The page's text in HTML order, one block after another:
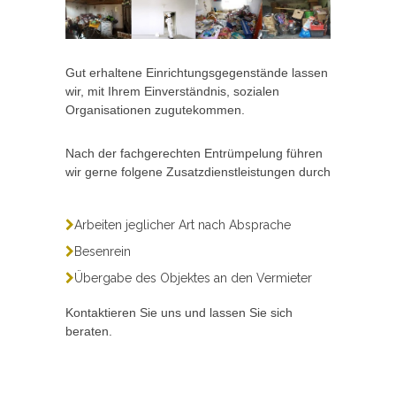
Gut erhaltene Einrichtungsgegenstände lassen
wir, mit Ihrem Einverständnis, sozialen
Organisationen zugutekommen.
Nach der fachgerechten Entrümpelung führen
wir gerne folgene Zusatzdienstleistungen durch
Arbeiten jeglicher Art nach Absprache
Besenrein
Übergabe des Objektes an den Vermieter
Kontaktieren Sie uns und lassen Sie sich
beraten.